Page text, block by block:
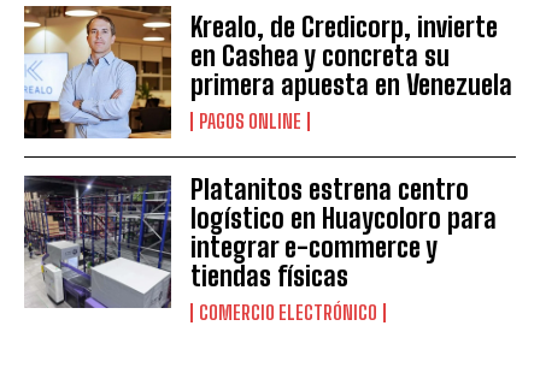
Krealo, de Credicorp, invierte
en Cashea y concreta su
primera apuesta en Venezuela
PAGOS ONLINE
Platanitos estrena centro
logístico en Huaycoloro para
integrar e-commerce y
tiendas físicas
COMERCIO ELECTRÓNICO